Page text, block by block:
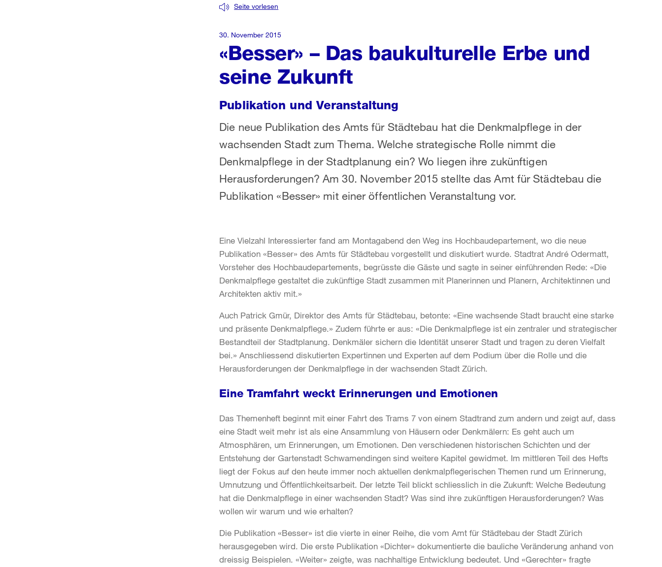
«Besser» – Das baukulturelle Erbe und
seine Zukunft
Seite vorlesen
Publikation und Veranstaltung
Die neue Publikation des Amts für Städtebau hat die Denkmalpflege in der
wachsenden Stadt zum Thema. Welche strategische Rolle nimmt die
Denkmalpflege in der Stadtplanung ein? Wo liegen ihre zukünftigen
Herausforderungen? Am 30. November 2015 stellte das Amt für Städtebau die
Publikation «Besser» mit einer öffentlichen Veranstaltung vor.
30. November 2015
Eine Vielzahl Interessierter fand am Montagabend den Weg ins Hochbaudepartement, wo die neue
Publikation «Besser» des Amts für Städtebau vorgestellt und diskutiert wurde. Stadtrat André Odermatt,
Vorsteher des Hochbaudepartements, begrüsste die Gäste und sagte in seiner einführenden Rede: «Die
Denkmalpflege gestaltet die zukünftige Stadt zusammen mit Planerinnen und Planern, Architektinnen und
Architekten aktiv mit.»
Auch Patrick Gmür, Direktor des Amts für Städtebau, betonte: «Eine wachsende Stadt braucht eine starke
und präsente Denkmalpflege.» Zudem führte er aus: «Die Denkmalpflege ist ein zentraler und strategischer
Bestandteil der Stadtplanung. Denkmäler sichern die Identität unserer Stadt und tragen zu deren Vielfalt
bei.» Anschliessend diskutierten Expertinnen und Experten auf dem Podium über die Rolle und die
Herausforderungen der Denkmalpflege in der wachsenden Stadt Zürich.
Eine Tramfahrt weckt Erinnerungen und Emotionen
Das Themenheft beginnt mit einer Fahrt des Trams 7 von einem Stadtrand zum andern und zeigt auf, dass
eine Stadt weit mehr ist als eine Ansammlung von Häusern oder Denkmälern: Es geht auch um
Atmosphären, um Erinnerungen, um Emotionen. Den verschiedenen historischen Schichten und der
Entstehung der Gartenstadt Schwamendingen sind weitere Kapitel gewidmet. Im mittleren Teil des Hefts
liegt der Fokus auf den heute immer noch aktuellen denkmalpflegerischen Themen rund um Erinnerung,
Umnutzung und Öffentlichkeitsarbeit. Der letzte Teil blickt schliesslich in die Zukunft: Welche Bedeutung
hat die Denkmalpflege in einer wachsenden Stadt? Was sind ihre zukünftigen Herausforderungen? Was
wollen wir warum und wie erhalten?
Die Publikation «Besser» ist die vierte in einer Reihe, die vom Amt für Städtebau der Stadt Zürich
herausgegeben wird. Die erste Publikation «Dichter» dokumentierte die bauliche Veränderung anhand von
dreissig Beispielen. «Weiter» zeigte, was nachhaltige Entwicklung bedeutet. Und «Gerechter» fragte